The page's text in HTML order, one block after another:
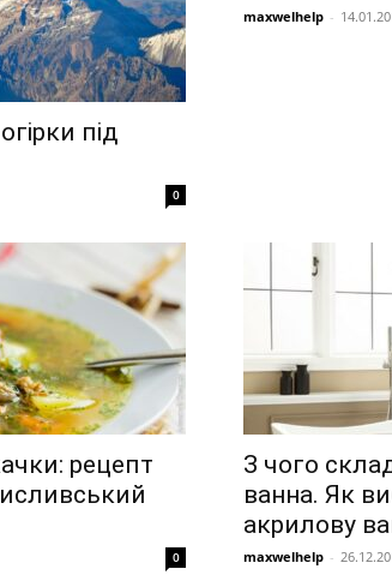
під
0
maxwelhelp -
рецепт
0
З чого
ванна. Як
акрилову
maxwelhelp -